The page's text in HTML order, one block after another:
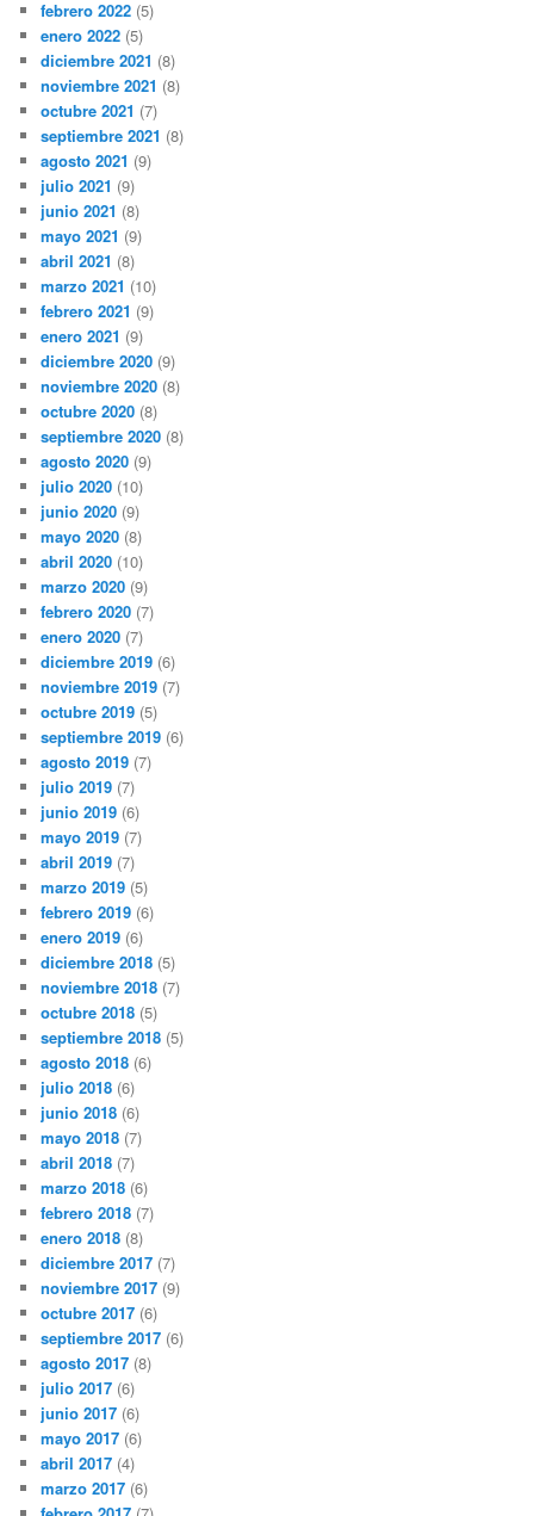
febrero 2022 (5)
enero 2022 (5)
diciembre 2021 (8)
noviembre 2021 (8)
octubre 2021 (7)
septiembre 2021 (8)
agosto 2021 (9)
julio 2021 (9)
junio 2021 (8)
mayo 2021 (9)
abril 2021 (8)
marzo 2021 (10)
febrero 2021 (9)
enero 2021 (9)
diciembre 2020 (9)
noviembre 2020 (8)
octubre 2020 (8)
septiembre 2020 (8)
agosto 2020 (9)
julio 2020 (10)
junio 2020 (9)
mayo 2020 (8)
abril 2020 (10)
marzo 2020 (9)
febrero 2020 (7)
enero 2020 (7)
diciembre 2019 (6)
noviembre 2019 (7)
octubre 2019 (5)
septiembre 2019 (6)
agosto 2019 (7)
julio 2019 (7)
junio 2019 (6)
mayo 2019 (7)
abril 2019 (7)
marzo 2019 (5)
febrero 2019 (6)
enero 2019 (6)
diciembre 2018 (5)
noviembre 2018 (7)
octubre 2018 (5)
septiembre 2018 (5)
agosto 2018 (6)
julio 2018 (6)
junio 2018 (6)
mayo 2018 (7)
abril 2018 (7)
marzo 2018 (6)
febrero 2018 (7)
enero 2018 (8)
diciembre 2017 (7)
noviembre 2017 (9)
octubre 2017 (6)
septiembre 2017 (6)
agosto 2017 (8)
julio 2017 (6)
junio 2017 (6)
mayo 2017 (6)
abril 2017 (4)
marzo 2017 (6)